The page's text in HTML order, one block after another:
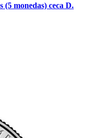
(5 monedas) ceca D.